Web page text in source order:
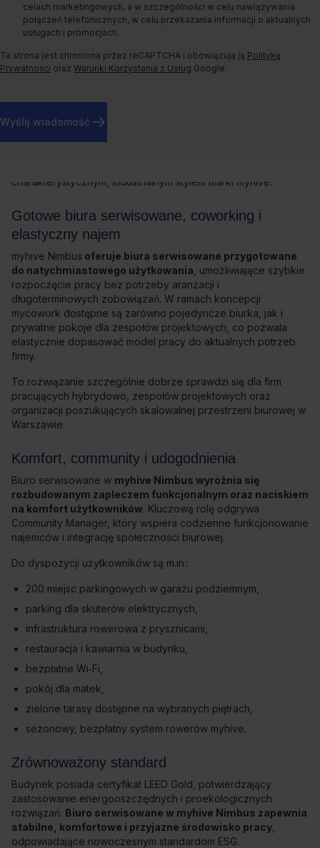
O biurze
Biuro serwisowane w myhive Nimbus –
elastyczna przestrzeń pracy na Ochocie
zlokalizowana przy Alejach Jerozolimskich 98 na
charakterystycznym, industrialnym stylem marki myhive.
Gotowe biura serwisowane, coworking i
elastyczny najem
myhive Nimbus oferuje biura serwisowane przygotowane
do natychmiastowego użytkowania , umożliwiające szybkie
rozpoczęcie pracy bez potrzeby aranżacji i
długoterminowych zobowiązań. W ramach koncepcji
mycowork dostępne są zarówno pojedyncze biurka, jak i
prywatne pokoje dla zespołów projektowych, co pozwala
elastycznie dopasować model pracy do aktualnych potrzeb
firmy.
To rozwiązanie szczególnie dobrze sprawdzi się dla firm
pracujących hybrydowo, zespołów projektowych oraz
organizacji poszukujących skalowalnej przestrzeni biurowej w
Warszawie.
Komfort, community i udogodnienia
Biuro serwisowane w myhive Nimbus wyróżnia się
rozbudowanym zapleczem funkcjonalnym oraz naciskiem
na komfort użytkowników. Kluczową rolę odgrywa
Community Manager, który wspiera codzienne funkcjonowanie
najemców i integrację społeczności biurowej.
Do dyspozycji użytkowników są m.in.:
200 miejsc parkingowych w garażu podziemnym,
parking dla skuterów elektrycznych,
infrastruktura rowerowa z prysznicami,
restauracja i kawiarnia w budynku,
bezpłatne Wi‑Fi,
pokój dla matek,
zielone tarasy dostępne na wybranych piętrach,
sezonowy, bezpłatny system rowerów myhive.
Zrównoważony standard
Budynek posiada certyfikat LEED Gold, potwierdzający
zastosowanie energooszczędnych i proekologicznych
rozwiązań. Biuro serwisowane w myhive Nimbus zapewnia
stabilne, komfortowe i przyjazne środowisko pracy
odpowiadające nowoczesnym standardom ESG.
celach marketingowych, a w szczególności w celu nawiązywania
połączeń telefonicznych, w celu przekazania informacji o aktualnych
usługach i promocjach.
Ta strona jest chroniona przez reCAPTCHA i obowiązują ją Politykę
Prywatności oraz Warunki Korzystania z Usług Google.
Wyślij wiadomość